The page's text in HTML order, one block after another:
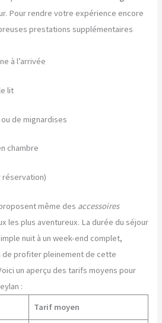
Pour rendre votre expérience encore
prestations supplémentaires
à l’arrivée
lit
de mignardises
chambre
réservation)
même des accessoires
les plus aventureux. La durée du séjour
nuit à un week-end complet,
de profiter pleinement de cette
un aperçu des tarifs moyens pour
:
Tarif moyen